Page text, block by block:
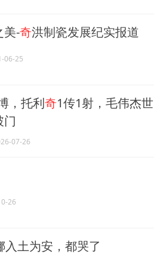
美-奇洪制瓷发展纪实报道
06-25
，托利奇1传1射，毛伟杰世
门
07-26
26
入土为安，都哭了